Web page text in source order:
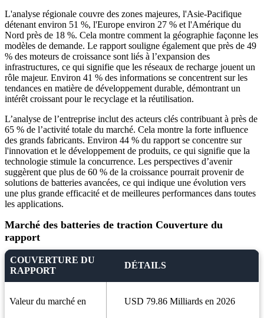
L'analyse régionale couvre des zones majeures, l'Asie-Pacifique
détenant environ 51 %, l'Europe environ 27 % et l'Amérique du
Nord près de 18 %. Cela montre comment la géographie façonne les
modèles de demande. Le rapport souligne également que près de 49
% des moteurs de croissance sont liés à l’expansion des
infrastructures, ce qui signifie que les réseaux de recharge jouent un
rôle majeur. Environ 41 % des informations se concentrent sur les
tendances en matière de développement durable, démontrant un
intérêt croissant pour le recyclage et la réutilisation.
L’analyse de l’entreprise inclut des acteurs clés contribuant à près de
65 % de l’activité totale du marché. Cela montre la forte influence
des grands fabricants. Environ 44 % du rapport se concentre sur
l'innovation et le développement de produits, ce qui signifie que la
technologie stimule la concurrence. Les perspectives d’avenir
suggèrent que plus de 60 % de la croissance pourrait provenir de
solutions de batteries avancées, ce qui indique une évolution vers
une plus grande efficacité et de meilleures performances dans toutes
les applications.
Marché des batteries de traction Couverture du
rapport
COUVERTURE DU
RAPPORT
DÉTAILS
Valeur du marché en USD 79.86 Milliards en 2026